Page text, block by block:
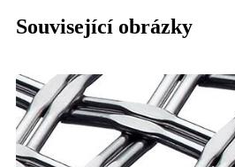
Související obrázky